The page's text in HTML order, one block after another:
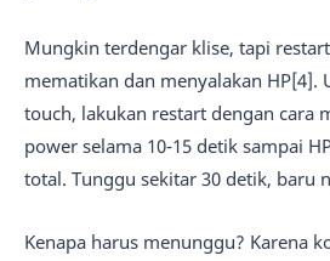
Mungkin terdengar klise, tapi
mematikan dan menyalakan HP[4].
touch, lakukan restart dengan cara
power selama 10-15 detik sampai
total. Tunggu sekitar 30 detik, baru
Kenapa harus menunggu? Karena